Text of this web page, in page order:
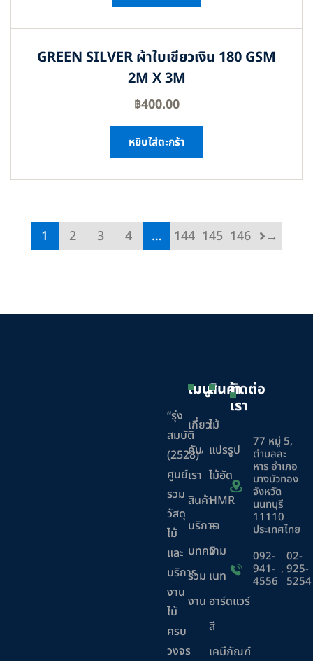
GREEN SILVER ผ้าใบเขียวเงิน 180 GSM
2M X 3M
฿400.00
หยิบใส่ตะกร้า
1 2 3 4 … 144 145 146 →
“รุ่ง
สมบัติ
(2528)”
ศูนย์
รวม
วัสดุ
ไม้
และ
บริการ
งาน
ไม้
ครบ
วงจร
เมนู
เกี่ยว
กับ
เรา
สินค้า
บริการ
บทความ
ร่วม
งาน
สินค้า
ไม้
แปรรูป
ไม้อัด
HMR
ลา
มิ
เนท
ฮาร์ดแวร์
สี
เคมีภัณฑ์
ติดต่อ
เรา
77 หมู่ 5,
ตำบลละ
หาร อำเภอ
บางบัวทอง
จังหวัด
นนทบุรี
11110
ประเทศไทย
092-
941-
4556
,
02-
925-
5254